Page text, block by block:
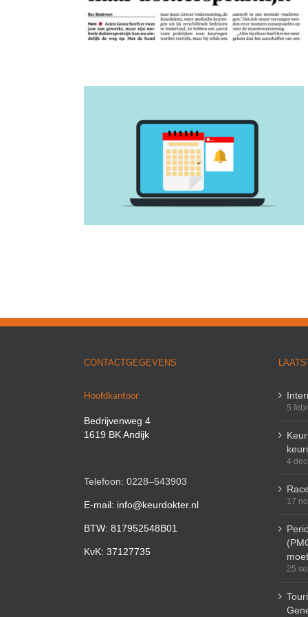
CONTACTGEGEVENS
Hoofdkantoor
Bedrijvenweg 4
1619 BK Andijk
Telefoon: 0228–543903
E-mail: info@keurdokter.nl
BTW: 817952548B01
KvK: 37127735
5
4
17
25